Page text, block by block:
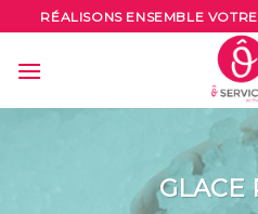
to
content
RÉALISONS ENSEMBLE
GLACE